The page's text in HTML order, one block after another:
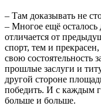
– Там доказывать не
– Многое ещё
отличается от
спорт, тем и
свою состоятельность
прошлые заслуги и
другой стороне
победить. И с каждым
больше и больше.